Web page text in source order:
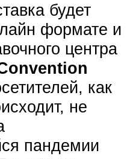
будет
формате и
центра
как
не
пандемии